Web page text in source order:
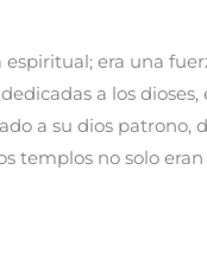
era una
a los
a su dios patrono,
templos no solo